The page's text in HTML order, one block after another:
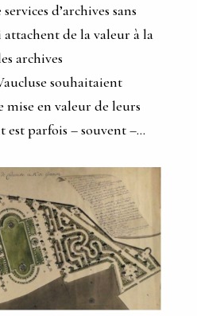
d’archives sans
de la valeur à la
archives
souhaitaient
mise en valeur de leurs
est parfois – souvent –...